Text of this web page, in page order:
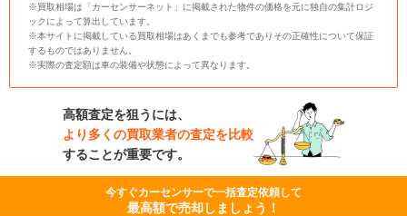
※買取相場は「カーセンサーネット」に掲載された物件の価格を元に独自の集計ロジ
ックによって算出しています。
※本サイトに掲載している買取相場はあくまでも参考でありその正確性について保証
するものではありません。
※実際の査定額は車の装備や状態によって異なります。
高額査定を狙うには、
より多くの買取業者の査定を比較
することが重要です。
今すぐカーセンサーで一括査定依頼して
最高額で売却しましょう！